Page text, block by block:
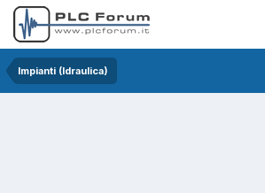
Impianti (Idraulica)